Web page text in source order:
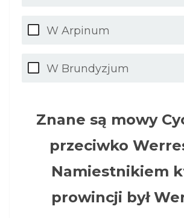
W Arpinum
W Brundyzjum
Znane są mowy
przeciwko
Namiestnikiem
prowincji był